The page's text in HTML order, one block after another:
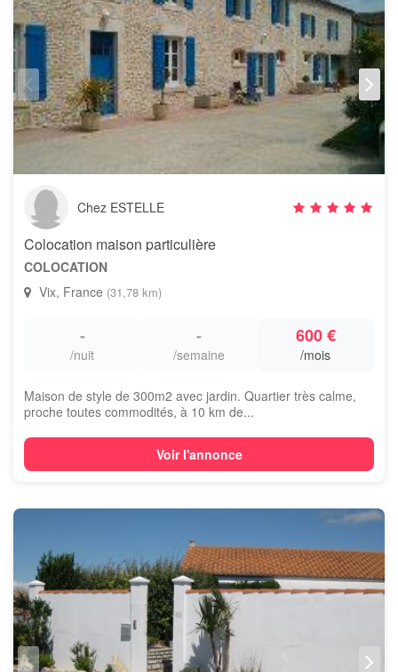
Chez ESTELLE
Colocation maison particulière
COLOCATION
Vix, France (31,78 km)
-
/nuit
-
/semaine
600 €
/mois
Maison de style de 300m2 avec jardin. Quartier très calme,
proche toutes commodités, à 10 km de...
Voir l'annonce